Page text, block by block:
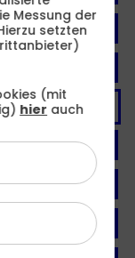
Messung der
setzten
(mit
hier auch